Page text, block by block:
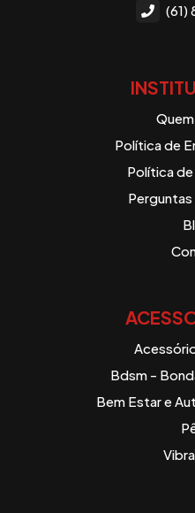
(61)
Política de
Política
Bdsm -
Bem Estar e